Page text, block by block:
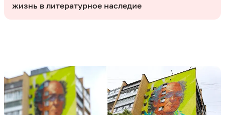
жизнь в литературное наследие